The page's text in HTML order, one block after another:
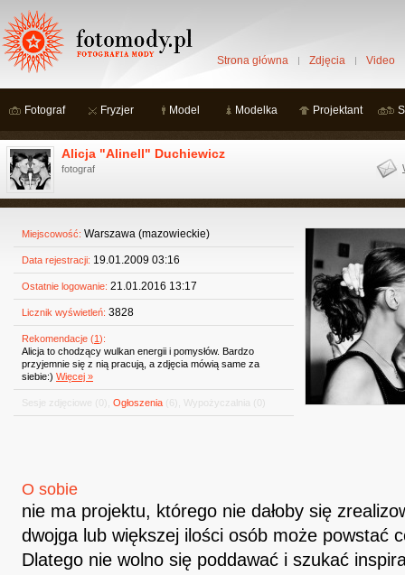
Strona główna Zdjęcia Video
Fotograf Fryzjer Model Modelka Projektant
Alicja "Alinell" Duchiewicz
fotograf
Miejscowość: Warszawa (mazowieckie)
Data rejestracji: 19.01.2009 03:16
Ostatnie logowanie: 21.01.2016 13:17
Licznik wyświetleń: 3828
Rekomendacje (1):
Alicja to chodzący wulkan energii i pomysłów. Bardzo
przyjemnie się z nią pracują, a zdjęcia mówią same za
siebie:) Więcej »
Sesje zdjęciowe (0) Ogłoszenia (6) Wypożyczalnia (0)
O sobie
nie ma projektu, którego nie dałoby się
dwojga lub większej ilości osób może powstać
Dlatego nie wolno się poddawać i szukać